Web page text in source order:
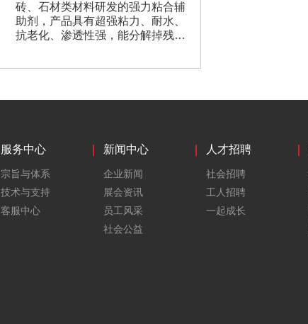
砖、石材类材料研发的强力粘合辅
助剂，产品具有超强粘力、耐水、
抗老化、渗透性强，能分解掉残留
服务中心
宗旨与体系
技术与支持
客服中心
新闻中心
企业新闻
展会资讯
员工风采
社会公益
人才招聘
社会招聘
工人招聘
一起成长